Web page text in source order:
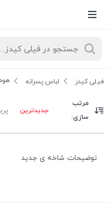
فیلی کیدز لباس پسرانه
مرتب
سازی:
جدیدترین
توضیحات شاخه ی جدید